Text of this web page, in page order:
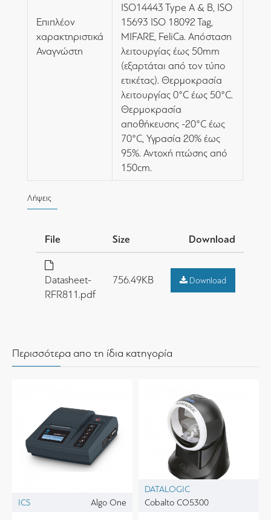
Επιπλέον
χαρακτηριστικά
Αναγνώστη
ISO14443 Type A & B, ISO
15693 ISO 18092 Tag,
MIFARE, FeliCa. Απόσταση
λειτουργίας έως 50mm
(εξαρτάται από τον τύπο
ετικέτας). Θερμοκρασία
λειτουργίας 0°C έως 50°C.
Θερμοκρασία
αποθήκευσης -20°C έως
70°C, Υγρασία 20% έως
95%. Αντοχή πτώσης από
150cm.
Λήψεις
File Size Download
Datasheet-
RFR811.pdf
756.49KB Download
Περισσότερα απο τη ίδια κατηγορία
ICS Algo One
DATALOGIC
Cobalto CO5300